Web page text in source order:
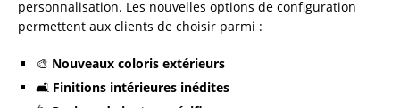
personnalisation. Les nouvelles options de configuration
permettent aux clients de choisir parmi :
🎨 Nouveaux coloris extérieurs
🛋️ Finitions intérieures inédites